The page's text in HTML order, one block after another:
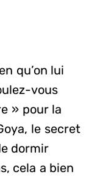
qu’on lui
vous
» pour la
le secret
dormir
cela a bien